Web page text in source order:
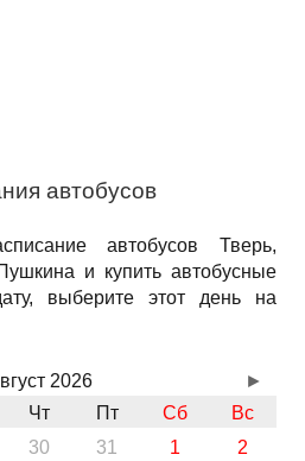
автобусов
автобусов Тверь,
и купить автобусные
выберите этот день на
2026
Чт Пт Сб
Вс
30 31 1
2
►